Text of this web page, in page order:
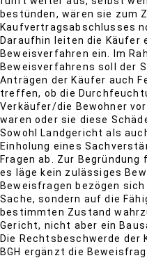
bestünden, wären sie zum
Kaufvertragsabschlusses
Daraufhin leiten die Käufer
Beweisverfahren ein. Im
Beweisverfahrens soll der
Anträgen der Käufer auch
treffen, ob die
Verkäufer/die Bewohner
waren oder sie diese
Sowohl Landgericht als
Einholung eines
Fragen ab. Zur
es läge kein zulässiges
Beweisfragen bezögen
Sache, sondern auf die
bestimmten Zustand
Gericht, nicht aber ein
Die Rechtsbeschwerde der
BGH ergänzt die